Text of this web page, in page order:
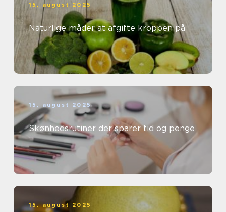
15. august 2025
Naturlige måder at afgifte kroppen på
15. august 2025
Skønhedsrutiner der sparer tid og penge
15. august 2025